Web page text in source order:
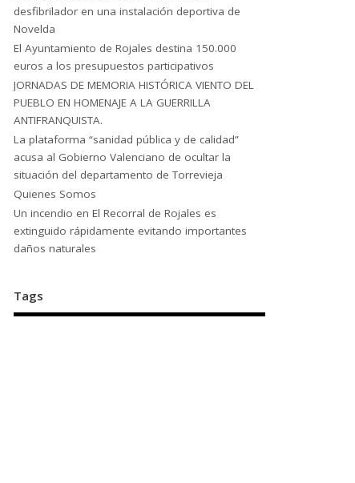
desfibrilador en una instalación deportiva de
Novelda
El Ayuntamiento de Rojales destina 150.000
euros a los presupuestos participativos
JORNADAS DE MEMORIA HISTÓRICA VIENTO DEL
PUEBLO EN HOMENAJE A LA GUERRILLA
ANTIFRANQUISTA.
La plataforma “sanidad pública y de calidad”
acusa al Gobierno Valenciano de ocultar la
situación del departamento de Torrevieja
Quienes Somos
Un incendio en El Recorral de Rojales es
extinguido rápidamente evitando importantes
daños naturales
Tags